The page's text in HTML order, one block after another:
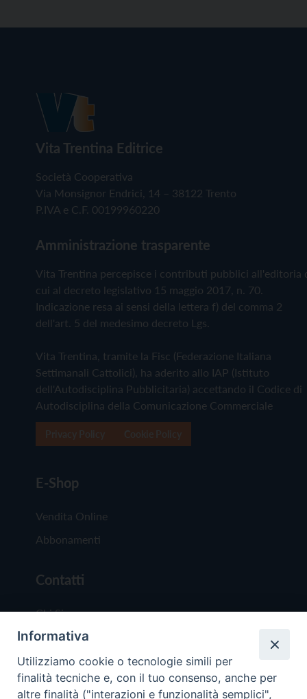
Vita Trentina Editrice
Società Cooperativa
Via Monsignor Endrici, 14 – 38122 Trento
P.IVA e C.F. 00199960220
Amministrazione trasparente
Vita Trentina percepisce i contributi pubblici all'editoria
cui al decreto legislativo 15 maggio 2017, n. 70.
Indicazione resa ai sensi della lettera f) del comma 2
dell'art. 5 del medesimo decreto Lgs.
Vita Trentina, tramite la Fisc (Federazione Italiana
Settimanali Cattolici), ha aderito allo IAP (Istituto
dell'Autodisciplina Pubblicitaria) accettando il Codice di
Autodisciplina della Comunicazione Commerciale
E-Shop
Vendita Online
Abbonamenti
Contatti
Chi Siamo
Redazione
Scrivici
Informativa
Utilizziamo cookie o tecnologie simili per
finalità tecniche e, con il tuo consenso, anche per
altre finalità ("interazioni e funzionalità semplici",